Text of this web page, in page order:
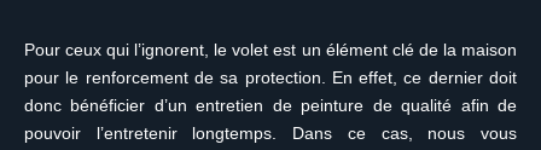
Pour ceux qui l’ignorent, le volet est un élément clé de la maison
pour le renforcement de sa protection. En effet, ce dernier doit
donc bénéficier d’un entretien de peinture de qualité afin de
pouvoir l’entretenir longtemps. Dans ce cas, nous vous